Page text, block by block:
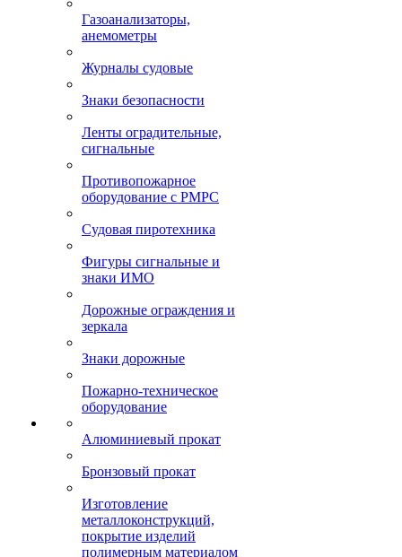
Газоанализаторы,
анемометры
Журналы судовые
Знаки безопасности
Ленты оградительные,
сигнальные
Противопожарное
оборудование с РМРС
Судовая пиротехника
Фигуры сигнальные и
знаки ИМО
Дорожные ограждения и
зеркала
Знаки дорожные
Пожарно-техническое
оборудование
Алюминиевый прокат
Бронзовый прокат
Изготовление
металлоконструкций,
покрытие изделий
полимерным материалом